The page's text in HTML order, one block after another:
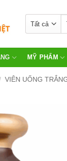
MỸ PHẨM
VIÊN UỐNG